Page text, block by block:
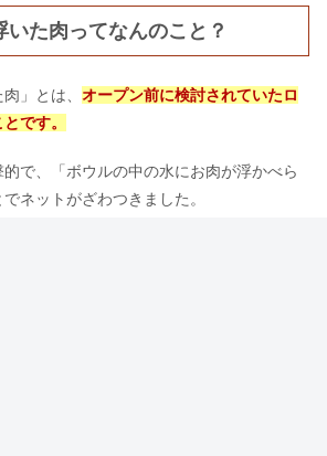
いた肉ってなんのこと？
」とは、 オープン前に検討されていたロ
です。
で、「ボウルの中の水にお肉が浮かべら
ネットがざわつきました。